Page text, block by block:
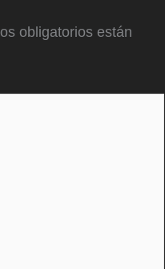
obligatorios están